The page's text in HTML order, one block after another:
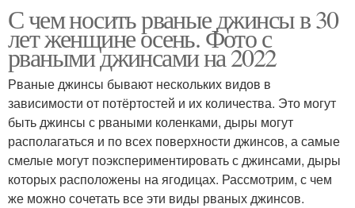
С чем носить рваные джинсы в 30
лет женщине осень. Фото с
рваными джинсами на 2022
Рваные джинсы бывают нескольких видов в
зависимости от потёртостей и их количества. Это могут
быть джинсы с рваными коленками, дыры могут
располагаться и по всех поверхности джинсов, а самые
смелые могут поэкспериментировать с джинсами, дыры
которых расположены на ягодицах. Рассмотрим, с чем
же можно сочетать все эти виды рваных джинсов.